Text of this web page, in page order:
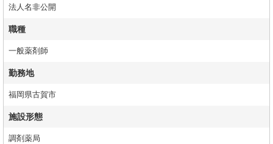
法人名非公開
職種
一般薬剤師
勤務地
福岡県古賀市
施設形態
調剤薬局